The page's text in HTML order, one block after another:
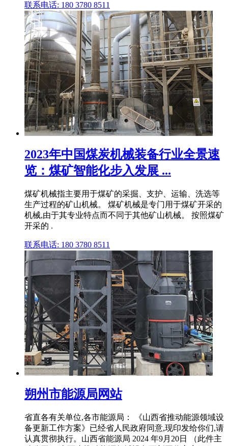
联系电话: 180 3780 8511
2023年中国煤炭机械装备行业全景速
览：煤矿智能化步入发展 ...
煤矿机械指主要用于煤矿的采掘、支护、运输、洗选等
生产过程的矿山机械。 煤矿机械是专门用于煤矿开采的
机械,由于其专业特点而不同于其他矿山机械。 按照煤矿
开采的 .
联系电话: 180 3780 8511
朔州市能源局网站
省直各有关单位,各市能源局： 《山西省推动能源领域设
备更新工作方案》已经省人民政府同意,现印发给你们,请
认真贯彻执行。山西省能源局 2024 年9月20日 （此件主